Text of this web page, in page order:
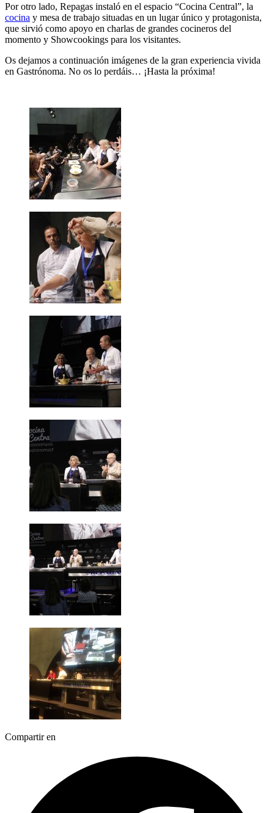
Por otro lado, Repagas instaló en el espacio “Cocina Central”, la
cocina y mesa de trabajo situadas en un lugar único y protagonista,
que sirvió como apoyo en charlas de grandes cocineros del
momento y Showcookings para los visitantes.
Os dejamos a continuación imágenes de la gran experiencia vivida
en Gastrónoma. No os lo perdáis… ¡Hasta la próxima!
Compartir en